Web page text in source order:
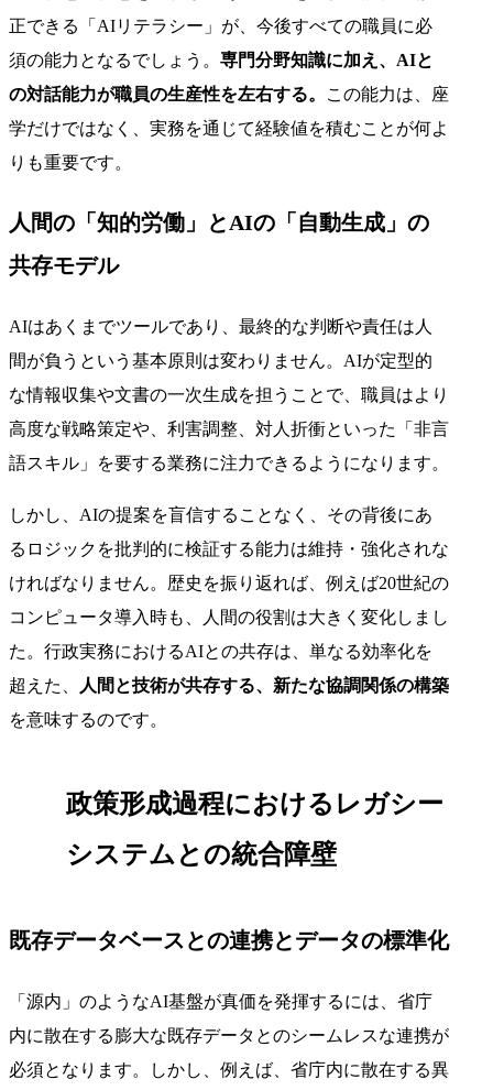
正できる「AIリテラシー」が、今後すべての職員に必
須の能力となるでしょう。 専門分野知識に加え、AIと
の対話能力が職員の生産性を左右する。
この能力は、座
学だけではなく、実務を通じて経験値を積むことが何よ
りも重要です。
人間の「知的労働」とAIの「自動生成」の
共存モデル
AIはあくまでツールであり、最終的な判断や責任は人
間が負うという基本原則は変わりません。AIが定型的
な情報収集や文書の一次生成を担うことで、職員はより
高度な戦略策定や、利害調整、対人折衝といった「非言
語スキル」を要する業務に注力できるようになります。
しかし、AIの提案を盲信することなく、その背後にあ
るロジックを批判的に検証する能力は維持・強化されな
ければなりません。歴史を振り返れば、例えば20世紀の
コンピュータ導入時も、人間の役割は大きく変化しまし
た。行政実務におけるAIとの共存は、単なる効率化を
超えた、
人間と技術が共存する、新たな協調関係の構築
を意味するのです。
政策形成過程におけるレガシー
システムとの統合障壁
既存データベースとの連携とデータの標準化
「源内」のようなAI基盤が真価を発揮するには、省庁
内に散在する膨大な既存データとのシームレスな連携が
必須となります。しかし、例えば、省庁内に散在する異